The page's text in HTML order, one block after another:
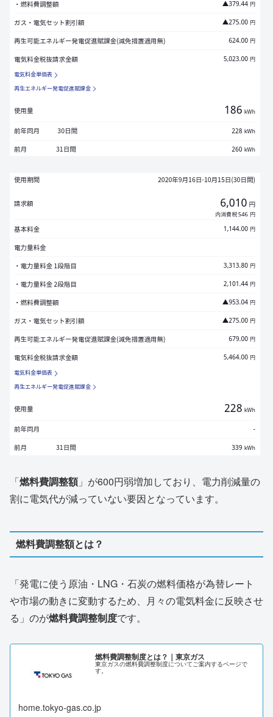
「燃料費調整額」が600円弱増加しており、電力削減量の
割に電気代が減っていない要因となっています。
燃料費調整額とは？
「発電に使う原油・LNG・石炭の燃料価格が為替レート
や市場の動きに変動するため、月々の電気料金に反映させ
る」のが燃料費調整制度です。
燃料費調整制度とは？｜東京ガス
東京ガスの燃料費調整制度についてご案内するページで
す。
home.tokyo-gas.co.jp